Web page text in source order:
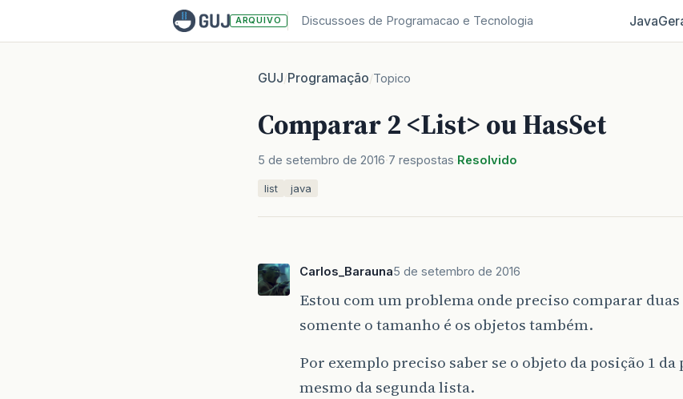
ARQUIVO Discussoes de Programacao e Tecnologia Java
GUJ/Programação/Topico
Comparar 2 <List> ou HasSet
5 de setembro de 2016 7 respostas Resolvido
list java
Carlos_Barauna5 de setembro de 2016
Estou com um problema onde preciso comparar duas
somente o tamanho é os objetos também.
Por exemplo preciso saber se o objeto da posição 1
mesmo da segunda lista.